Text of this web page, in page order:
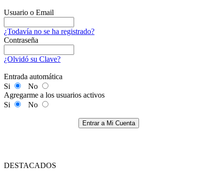
Usuario o Email
¿Todavía no se ha registrado?
Contraseña
¿Olvidó su Clave?
Entrada automática
Si
No
Agregarme a los usuarios activos
Si
No
Entrar a Mi Cuenta
DESTACADOS